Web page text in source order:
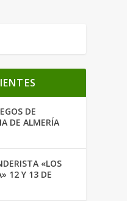
DE
DE ALMERÍA
«LOS
12 Y 13 DE